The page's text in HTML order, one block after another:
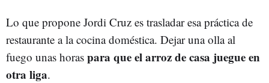
Lo que propone Jordi Cruz es trasladar esa práctica de
restaurante a la cocina doméstica. Dejar una olla al
fuego unas horas para que el arroz de casa juegue en
otra liga.